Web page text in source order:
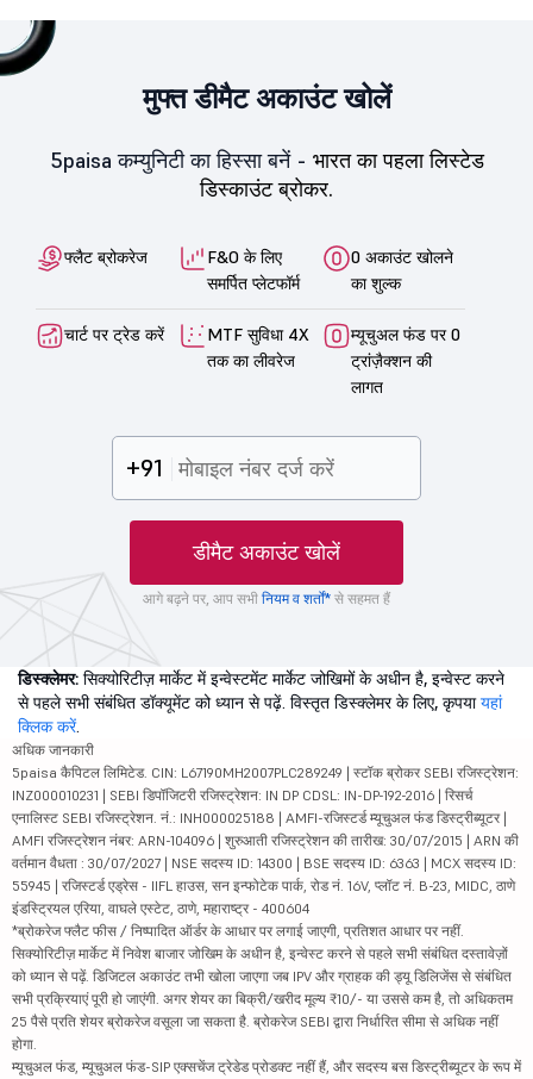
मुफ्त डीमैट अकाउंट खोलें
5paisa कम्युनिटी का हिस्सा बनें - भारत का पहला लिस्टेड
डिस्काउंट ब्रोकर.
फ्लैट ब्रोकरेज
F&O के लिए
समर्पित प्लेटफॉर्म
0 अकाउंट खोलने
का शुल्क
चार्ट पर ट्रेड करें
MTF सुविधा 4X
तक का लीवरेज
म्यूचुअल फंड पर 0
ट्रांज़ैक्शन की
लागत
+91
डीमैट अकाउंट खोलें
आगे बढ़ने पर, आप सभी नियम व शर्तों* से सहमत हैं
डिस्क्लेमर: सिक्योरिटीज़ मार्केट में इन्वेस्टमेंट मार्केट जोखिमों के अधीन है, इन्वेस्ट करने
से पहले सभी संबंधित डॉक्यूमेंट को ध्यान से पढ़ें. विस्तृत डिस्क्लेमर के लिए, कृपयायहां
क्लिक करें.
अधिक जानकारी
5paisa कैपिटल लिमिटेड. CIN: L67190MH2007PLC289249 | स्टॉक ब्रोकर SEBI रजिस्ट्रेशन:
INZ000010231 | SEBI डिपॉजिटरी रजिस्ट्रेशन: IN DP CDSL: IN-DP-192-2016 | रिसर्च
एनालिस्ट SEBI रजिस्ट्रेशन. नं.: INH000025188 | AMFI-रजिस्टर्ड म्यूचुअल फंड डिस्ट्रीब्यूटर |
AMFI रजिस्ट्रेशन नंबर: ARN-104096 | शुरुआती रजिस्ट्रेशन की तारीख: 30/07/2015 | ARN की
वर्तमान वैधता : 30/07/2027 | NSE सदस्य ID: 14300 | BSE सदस्य ID: 6363 | MCX सदस्य ID:
55945 | रजिस्टर्ड एड्रेस - IIFL हाउस, सन इन्फोटेक पार्क, रोड नं. 16V, प्लॉट नं. B-23, MIDC, ठाणे
इंडस्ट्रियल एरिया, वाघले एस्टेट, ठाणे, महाराष्ट्र - 400604
*ब्रोकरेज फ्लैट फीस / निष्पादित ऑर्डर के आधार पर लगाई जाएगी, प्रतिशत आधार पर नहीं.
सिक्योरिटीज़ मार्केट में निवेश बाजार जोखिम के अधीन है, इन्वेस्ट करने से पहले सभी संबंधित दस्तावेज़ों
को ध्यान से पढ़ें. डिजिटल अकाउंट तभी खोला जाएगा जब IPV और ग्राहक की ड्यू डिलिजेंस से संबंधित
सभी प्रक्रियाएं पूरी हो जाएंगी. अगर शेयर का बिक्री/खरीद मूल्य ₹10/- या उससे कम है, तो अधिकतम
25 पैसे प्रति शेयर ब्रोकरेज वसूला जा सकता है. ब्रोकरेज SEBI द्वारा निर्धारित सीमा से अधिक नहीं
होगा.
म्यूचुअल फंड, म्यूचुअल फंड-SIP एक्सचेंज ट्रेडेड प्रोडक्ट नहीं हैं, और सदस्य बस डिस्ट्रीब्यूटर के रूप में